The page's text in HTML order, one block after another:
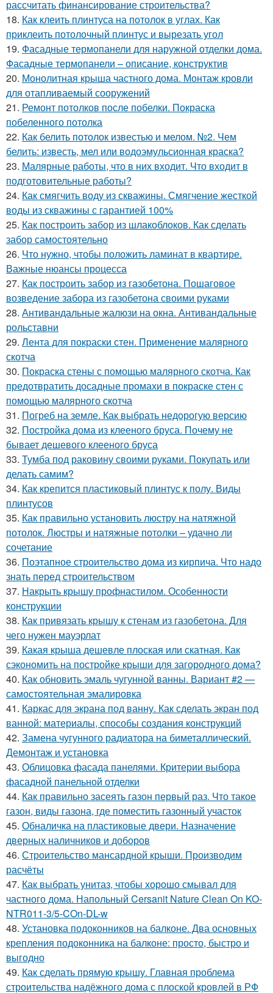
рассчитать финансирование строительства?
18. Как клеить плинтуса на потолок в углах. Как
приклеить потолочный плинтус и вырезать угол
19. Фасадные термопанели для наружной отделки дома.
Фасадные термопанели – описание, конструктив
20. Монолитная крыша частного дома. Монтаж кровли
для отапливаемый сооружений
21. Ремонт потолков после побелки. Покраска
побеленного потолка
22. Как белить потолок известью и мелом. №2. Чем
белить: известь, мел или водоэмульсионная краска?
23. Малярные работы, что в них входит. Что входит в
подготовительные работы?
24. Как смягчить воду из скважины. Смягчение жесткой
воды из скважины с гарантией 100%
25. Как построить забор из шлакоблоков. Как сделать
забор самостоятельно
26. Что нужно, чтобы положить ламинат в квартире.
Важные нюансы процесса
27. Как построить забор из газобетона. Пошаговое
возведение забора из газобетона своими руками
28. Антивандальные жалюзи на окна. Антивандальные
рольставни
29. Лента для покраски стен. Применение малярного
скотча
30. Покраска стены с помощью малярного скотча. Как
предотвратить досадные промахи в покраске стен с
помощью малярного скотча
31. Погреб на земле. Как выбрать недорогую версию
32. Постройка дома из клееного бруса. Почему не
бывает дешевого клееного бруса
33. Тумба под раковину своими руками. Покупать или
делать самим?
34. Как крепится пластиковый плинтус к полу. Виды
плинтусов
35. Как правильно установить люстру на натяжной
потолок. Люстры и натяжные потолки – удачно ли
сочетание
36. Поэтапное строительство дома из кирпича. Что надо
знать перед строительством
37. Накрыть крышу профнастилом. Особенности
конструкции
38. Как привязать крышу к стенам из газобетона. Для
чего нужен мауэрлат
39. Какая крыша дешевле плоская или скатная. Как
сэкономить на постройке крыши для загородного дома?
40. Как обновить эмаль чугунной ванны. Вариант #2 —
самостоятельная эмалировка
41. Каркас для экрана под ванну. Как сделать экран под
ванной: материалы, способы создания конструкций
42. Замена чугунного радиатора на биметаллический.
Демонтаж и установка
43. Облицовка фасада панелями. Критерии выбора
фасадной панельной отделки
44. Как правильно засеять газон первый раз. Что такое
газон, виды газона, где поместить газонный участок
45. Обналичка на пластиковые двери. Назначение
дверных наличников и доборов
46. Строительство мансардной крыши. Производим
расчёты
47. Как выбрать унитаз, чтобы хорошо смывал для
частного дома. Напольный Cersanit Nature Clean On KO-
NTR011-3/5-COn-DL-w
48. Установка подоконников на балконе. Два основных
крепления подоконника на балконе: просто, быстро и
выгодно
49. Как сделать прямую крышу. Главная проблема
строительства надёжного дома с плоской кровлей в РФ